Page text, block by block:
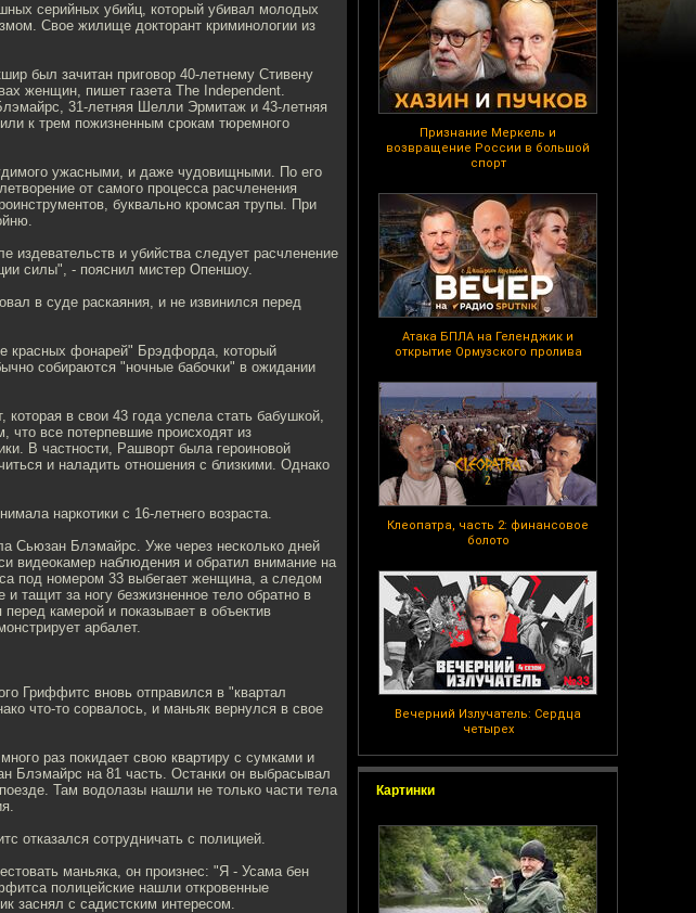
Признание Меркель и
возвращение России в большой
спорт
Атака БПЛА на Геленджик и
открытие Ормузского пролива
Клеопатра, часть 2: финансовое
болото
Вечерний Излучатель: Сердца
четырех
Картинки
серийных убийц, который убивал молодых
Свое жилище докторант криминологии из
был зачитан приговор 40-летнему Стивену
женщин, пишет газета The Independent.
31-летняя Шелли Эрмитаж и 43-летняя
к трем пожизненным срокам тюремного
ужасными, и даже чудовищными. По его
от самого процесса расчленения
буквально кромсая трупы. При
и убийства следует расчленение
силы", - пояснил мистер Опеншоу.
в суде раскаяния, и не извинился перед
красных фонарей" Брэдфорда, который
собираются "ночные бабочки" в ожидании
в свои 43 года успела стать бабушкой,
что все потерпевшие происходят из
В частности, Рашворт была героиновой
и наладить отношения с близкими. Однако
наркотики с 16-летнего возраста.
Сьюзан Блэмайрс. Уже через несколько дней
видеокамер наблюдения и обратил внимание на
под номером 33 выбегает женщина, а следом
тащит за ногу безжизненное тело обратно в
камерой и показывает в объектив
арбалет.
Гриффитс вновь отправился в "квартал
что-то сорвалось, и маньяк вернулся в свое
раз покидает свою квартиру с сумками и
Блэмайрс на 81 часть. Останки он выбрасывал
Там водолазы нашли не только части тела
отказался сотрудничать с полицией.
маньяка, он произнес: "Я - Усама бен
полицейские нашли откровенные
заснял с садистским интересом.